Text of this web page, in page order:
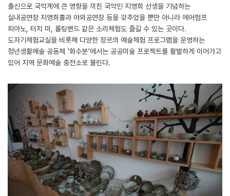
출신으로 국악계에 큰 영향을 끼친 국악인 지영희 선생을 기념하는
실내공연장 지영희홀과 야외공연장 등을 갖추었을 뿐만 아니라 에어펌프
피아노, 터치 미, 롤링밴드 같은 소리체험도 즐길 수 있는 곳이다.
도자기체험교실을 비롯해 다양한 장르의 예술체험 프로그램을 운영하는
청년생활예술 공동체 '화수분'에서는 공공미술 프로젝트를 활발하게 이어가고
있어 지역 문화예술 충전소로 불린다.